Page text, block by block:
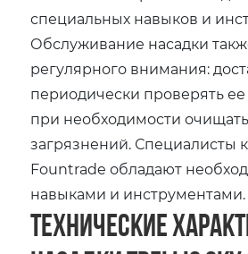
специальных навыков и
Обслуживание насадки
регулярного внимания:
периодически проверять
при необходимости
загрязнений. Специалисты
Fountrade обладают
навыками и инструментами.
Технические